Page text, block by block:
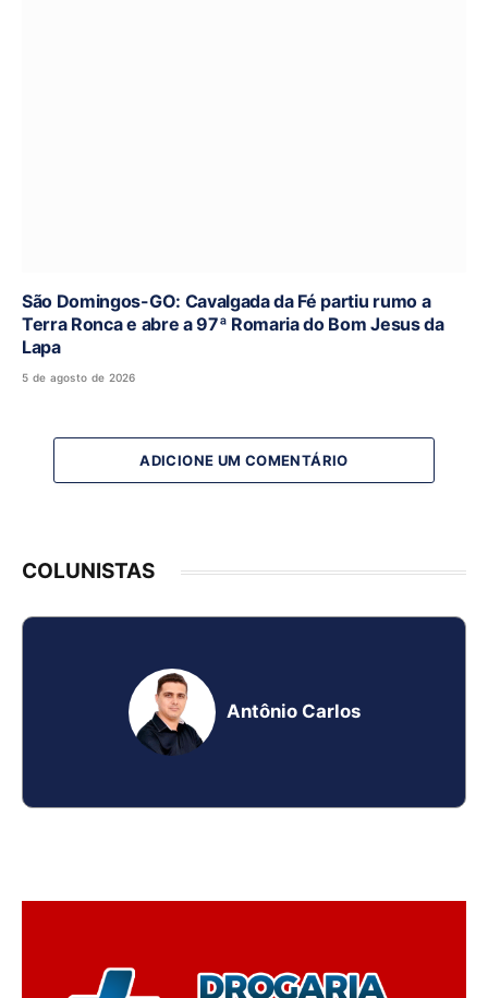
São Domingos-GO: Cavalgada da Fé partiu rumo a
Terra Ronca e abre a 97ª Romaria do Bom Jesus da
Lapa
5 de agosto de 2026
ADICIONE UM COMENTÁRIO
COLUNISTAS
Antônio Carlos